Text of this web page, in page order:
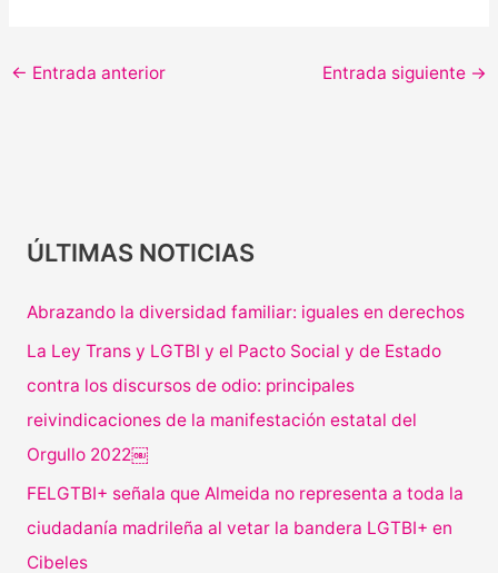
← Entrada anterior Entrada siguiente →
ÚLTIMAS NOTICIAS
Abrazando la diversidad familiar: iguales en derechos
La Ley Trans y LGTBI y el Pacto Social y de Estado
contra los discursos de odio: principales
reivindicaciones de la manifestación estatal del
Orgullo 2022￼
FELGTBI+ señala que Almeida no representa a toda la
ciudadanía madrileña al vetar la bandera LGTBI+ en
Cibeles